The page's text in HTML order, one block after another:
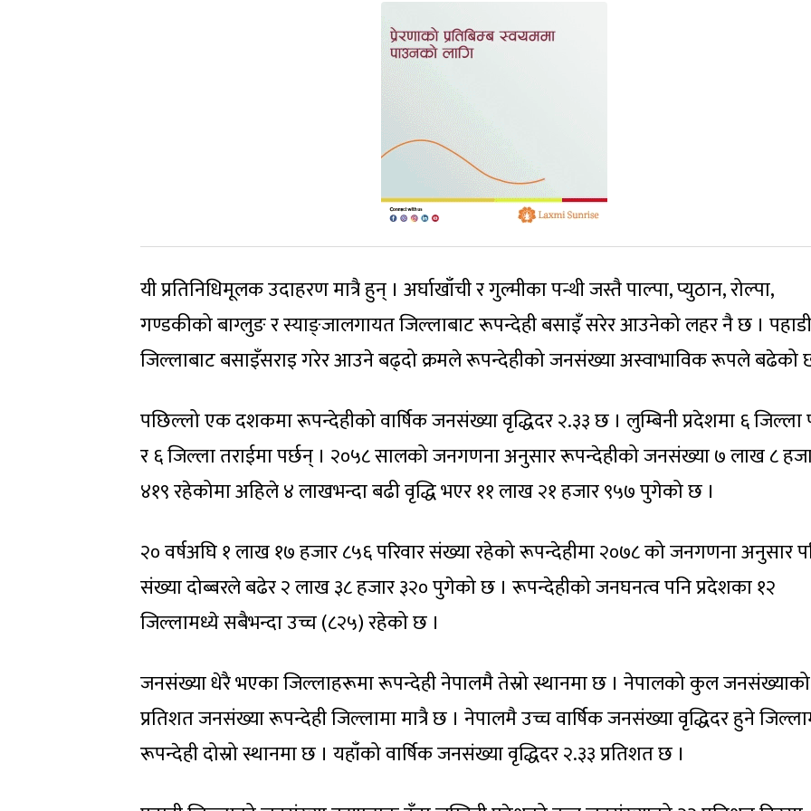
यी प्रतिनिधिमूलक उदाहरण मात्रै हुन् । अर्घाखाँची र गुल्मीका पन्थी जस्तै पाल्पा, प्युठान, रोल्पा,
गण्डकीको बाग्लुङ र स्याङ्जालगायत जिल्लाबाट रूपन्देही बसाइँ सरेर आउनेको लहर नै छ । पहाडी
जिल्लाबाट बसाइँसराइ गरेर आउने बढ्दो क्रमले रूपन्देहीको जनसंख्या अस्वाभाविक रूपले बढेको
पछिल्लो एक दशकमा रूपन्देहीको वार्षिक जनसंख्या वृद्धिदर २.३३ छ । लुम्बिनी प्रदेशमा ६ जिल्ला
र ६ जिल्ला तराईमा पर्छन् । २०५८ सालको जनगणना अनुसार रूपन्देहीको जनसंख्या ७ लाख ८
४१९ रहेकोमा अहिले ४ लाखभन्दा बढी वृद्धि भएर ११ लाख २१ हजार ९५७ पुगेको छ ।
२० वर्षअघि १ लाख १७ हजार ८५६ परिवार संख्या रहेको रूपन्देहीमा २०७८ को जनगणना अनुसार
संख्या दोब्बरले बढेर २ लाख ३८ हजार ३२० पुगेको छ । रूपन्देहीको जनघनत्व पनि प्रदेशका १२
जिल्लामध्ये सबैभन्दा उच्च (८२५) रहेको छ ।
जनसंख्या धेरै भएका जिल्लाहरूमा रूपन्देही नेपालमै तेस्रो स्थानमा छ । नेपालको कुल
प्रतिशत जनसंख्या रूपन्देही जिल्लामा मात्रै छ । नेपालमै उच्च वार्षिक जनसंख्या वृद्धिदर हुने
रूपन्देही दोस्रो स्थानमा छ । यहाँको वार्षिक जनसंख्या वृद्धिदर २.३३ प्रतिशत छ ।